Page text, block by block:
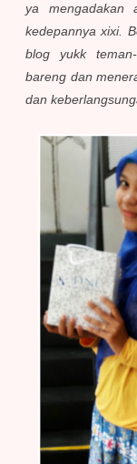
ya mengadakan
kedepannya xixi.
blog yukk
bareng dan
dan